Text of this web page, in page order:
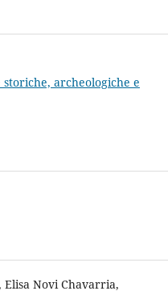
storiche, archeologiche e
Novi Chavarria,